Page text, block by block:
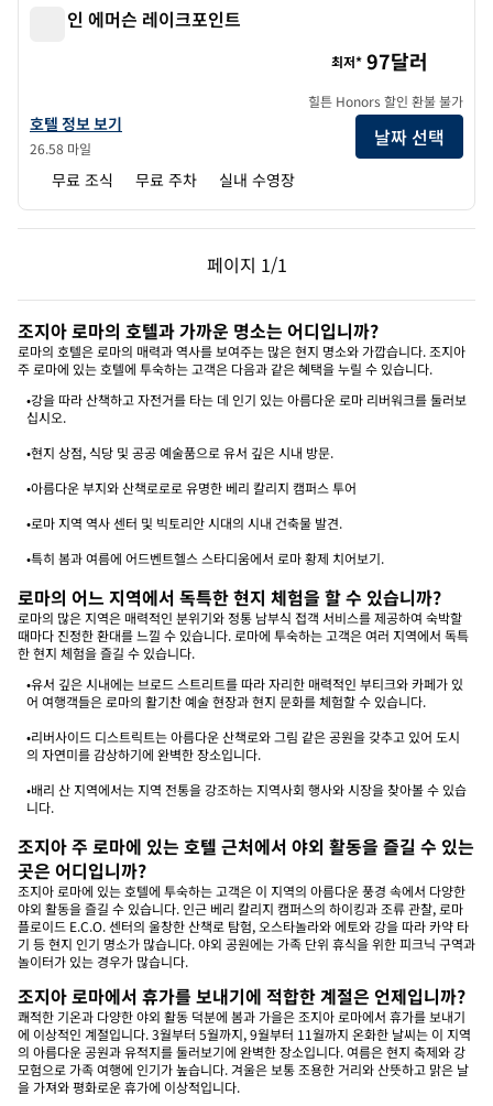
햄튼 인 에머슨 레이크포인트
햄튼 인 에머슨 레이크포인트의 호텔 정보 보기
호텔 정보 보기
26.58 마일
최저* 97달러
힐튼 Honors 할인 환불 불가
날짜 선택
무료 조식 무료 주차 실내 수영장
페이지 1/1
이전 페이지, 1/1
페이지 1/1
조지아 로마의 호텔과 가까운 명소는 어디입니까?
로마의 호텔은 로마의 매력과 역사를 보여주는 많은 현지 명소와 가깝습니다. 조지아
주 로마에 있는 호텔에 투숙하는 고객은 다음과 같은 혜택을 누릴 수 있습니다.
•강을 따라 산책하고 자전거를 타는 데 인기 있는 아름다운 로마 리버워크를 둘러보
십시오.
•현지 상점, 식당 및 공공 예술품으로 유서 깊은 시내 방문.
•아름다운 부지와 산책로로로 유명한 베리 칼리지 캠퍼스 투어
•로마 지역 역사 센터 및 빅토리안 시대의 시내 건축물 발견.
•특히 봄과 여름에 어드벤트헬스 스타디움에서 로마 황제 치어보기.
로마의 어느 지역에서 독특한 현지 체험을 할 수 있습니까?
로마의 많은 지역은 매력적인 분위기와 정통 남부식 접객 서비스를 제공하여 숙박할
때마다 진정한 환대를 느낄 수 있습니다. 로마에 투숙하는 고객은 여러 지역에서 독특
한 현지 체험을 즐길 수 있습니다.
•유서 깊은 시내에는 브로드 스트리트를 따라 자리한 매력적인 부티크와 카페가 있
어 여행객들은 로마의 활기찬 예술 현장과 현지 문화를 체험할 수 있습니다.
•리버사이드 디스트릭트는 아름다운 산책로와 그림 같은 공원을 갖추고 있어 도시
의 자연미를 감상하기에 완벽한 장소입니다.
•배리 산 지역에서는 지역 전통을 강조하는 지역사회 행사와 시장을 찾아볼 수 있습
니다.
조지아 주 로마에 있는 호텔 근처에서 야외 활동을 즐길 수 있는
곳은 어디입니까?
조지아 로마에 있는 호텔에 투숙하는 고객은 이 지역의 아름다운 풍경 속에서 다양한
야외 활동을 즐길 수 있습니다. 인근 베리 칼리지 캠퍼스의 하이킹과 조류 관찰, 로마
플로이드 E.C.O. 센터의 울창한 산책로 탐험, 오스타놀라와 에토와 강을 따라 카약 타
기 등 현지 인기 명소가 많습니다. 야외 공원에는 가족 단위 휴식을 위한 피크닉 구역과
놀이터가 있는 경우가 많습니다.
조지아 로마에서 휴가를 보내기에 적합한 계절은 언제입니까?
쾌적한 기온과 다양한 야외 활동 덕분에 봄과 가을은 조지아 로마에서 휴가를 보내기
에 이상적인 계절입니다. 3월부터 5월까지, 9월부터 11월까지 온화한 날씨는 이 지역
의 아름다운 공원과 유적지를 둘러보기에 완벽한 장소입니다. 여름은 현지 축제와 강
모험으로 가족 여행에 인기가 높습니다. 겨울은 보통 조용한 거리와 산뜻하고 맑은 날
을 가져와 평화로운 휴가에 이상적입니다.